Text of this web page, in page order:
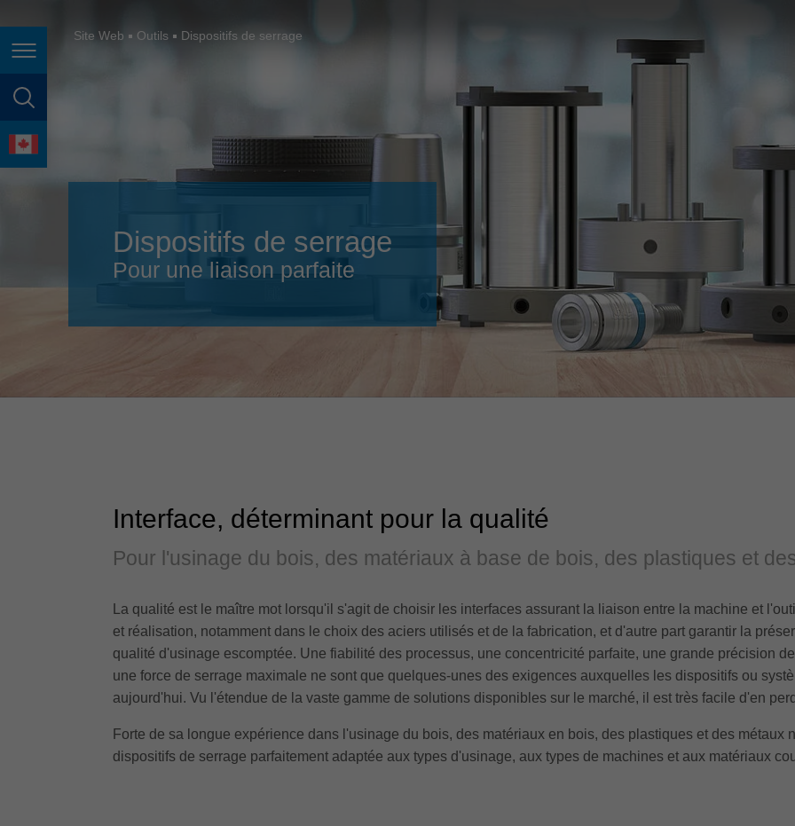
page search
language
France
italiano
India
Japan (日本) 日本語
Magyarország magyar
Malaysia english
México español
Suomi
Taiwan
中国
ประเทศไทย
Україна
Site Web Outils Dispositifs de serrage
Dispositifs de serrage
Pour une liaison parfaite
Interface, déterminant pour la qualité
Pour l'usinage du bois, des matériaux à base de bois, des plastiques et
La qualité est le maître mot lorsqu'il s'agit de choisir les interfaces assurant la liaison entre la machine et
et réalisation, notamment dans le choix des aciers utilisés et de la fabrication, et d'autre part garantir la
qualité d'usinage escomptée. Une fiabilité des processus, une concentricité parfaite, une grande précision
une force de serrage maximale ne sont que quelques-unes des exigences auxquelles les dispositifs ou
aujourd'hui. Vu l'étendue de la vaste gamme de solutions disponibles sur le marché, il est très facile d'en
Forte de sa longue expérience dans l'usinage du bois, des matériaux en bois, des plastiques et des métaux
dispositifs de serrage parfaitement adaptée aux types d'usinage, aux types de machines et aux matériaux